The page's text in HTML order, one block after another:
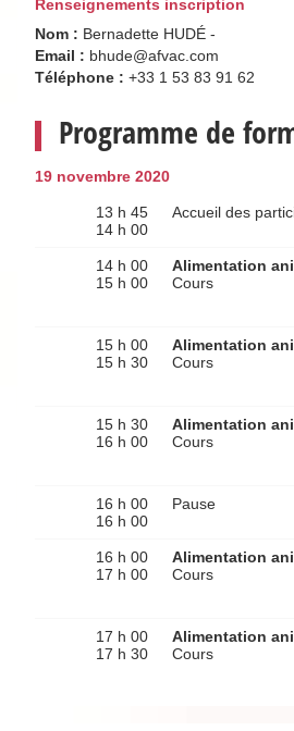
Renseignements inscription
Nom : Bernadette HUDÉ -
Email : bhude@afvac.com
Téléphone : +33 1 53 83 91 62
Programme de
19 novembre 2020
13 h 45
14 h 00
Accueil des
14 h 00
15 h 00
Alimentation
Cours
15 h 00
15 h 30
Alimentation
Cours
15 h 30
16 h 00
Alimentation
Cours
16 h 00
16 h 00
Pause
16 h 00
17 h 00
Alimentation
Cours
17 h 00
17 h 30
Alimentation
Cours